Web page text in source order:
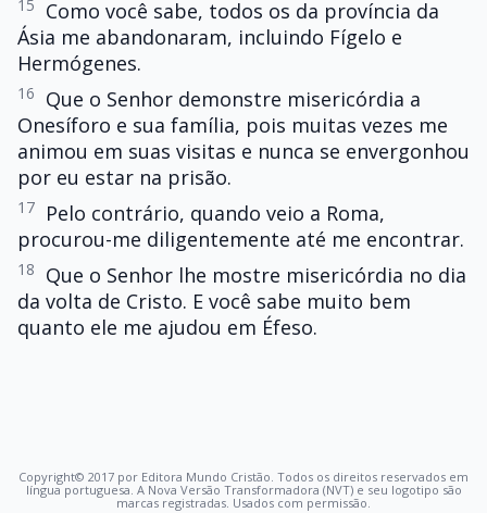
15
Como você sabe, todos os da província da
Ásia me abandonaram, incluindo Fígelo e
Hermógenes.
16
Que o Senhor demonstre misericórdia a
Onesíforo e sua família, pois muitas vezes me
animou em suas visitas e nunca se envergonhou
por eu estar na prisão.
17
Pelo contrário, quando veio a Roma,
procurou-me diligentemente até me encontrar.
18
Que o Senhor lhe mostre misericórdia no dia
da volta de Cristo. E você sabe muito bem
quanto ele me ajudou em Éfeso.
Copyright© 2017 por Editora Mundo Cristão. Todos os direitos reservados em
língua portuguesa. A Nova Versão Transformadora (NVT) e seu logotipo são
marcas registradas. Usados com permissão.